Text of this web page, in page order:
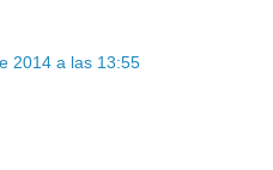
2014 a las 13:55